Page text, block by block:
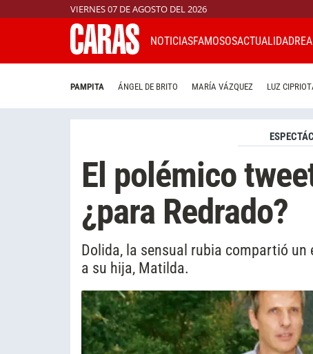
VIERNES 07 DE AGOSTO DEL 2026
NOTICIASFAMOSOSACTUALIDAD
PAMPITA ÁNGEL DE BRITO MARÍA VÁZQUEZ LUZ
El polémico
¿para Redrado?
Dolida, la sensual rubia compartió
a su hija, Matilda.